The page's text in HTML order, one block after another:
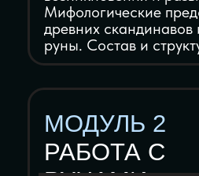
МОДУЛЬ 7
ПРЕДСКАЗАНИЕ С
ПОМОЩЬЮ РУН
анализ вероятностей с помощью
Рун.
Рунические расклады на день,
неделю, месяц и год.